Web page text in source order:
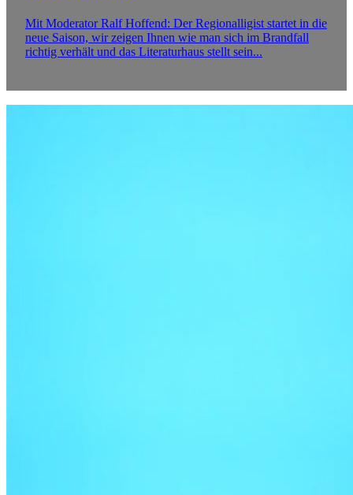
Mit Moderator Ralf Hoffend: Der Regionalligist startet in die
neue Saison, wir zeigen Ihnen wie man sich im Brandfall
richtig verhält und das Literaturhaus stellt sein...